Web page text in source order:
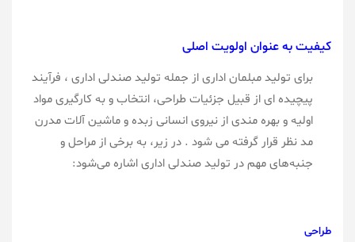
کیفیت به عنوان اولویت اصلی
برای تولید مبلمان اداری از جمله تولید صندلی اداری ، فرآیند
پیچیده ای از قبیل جزئیات طراحی، انتخاب و به کارگیری مواد
اولیه و بهره مندی از نیروی انسانی زبده و ماشین آلات مدرن
مد نظر قرار گرفته می شود . در زیر، به برخی از مراحل و
جنبه‌های مهم در تولید صندلی اداری اشاره می‌شود:
طراحی